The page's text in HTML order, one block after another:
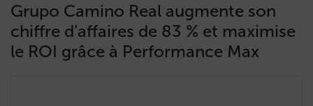
Grupo Camino Real augmente son
chiffre d’affaires de 83 % et maximise
le ROI grâce à Performance Max